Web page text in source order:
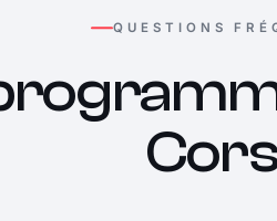
QUESTIONS